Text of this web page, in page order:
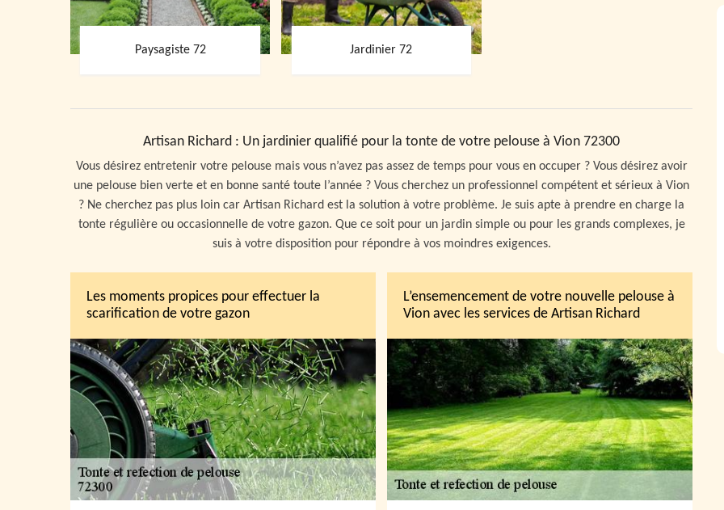
Paysagiste 72 Jardinier 72
Artisan Richard : Un jardinier qualifié pour la tonte de votre pelouse à Vion 72300
Vous désirez entretenir votre pelouse mais vous n’avez pas assez de temps pour vous en occuper ? Vous désirez avoir
une pelouse bien verte et en bonne santé toute l’année ? Vous cherchez un professionnel compétent et sérieux à Vion
? Ne cherchez pas plus loin car Artisan Richard est la solution à votre problème. Je suis apte à prendre en charge la
tonte régulière ou occasionnelle de votre gazon. Que ce soit pour un jardin simple ou pour les grands complexes, je
suis à votre disposition pour répondre à vos moindres exigences.
Les moments propices pour effectuer la
scarification de votre gazon
L’ensemencement de votre nouvelle pelouse à
Vion avec les services de Artisan Richard